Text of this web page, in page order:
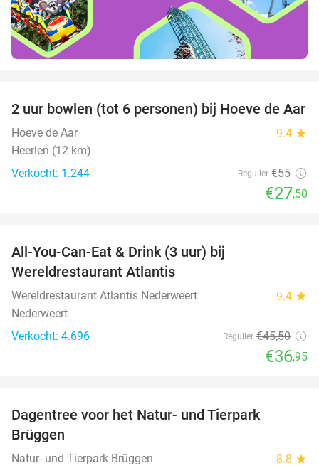
50%
2 uur bowlen (tot 6 personen) bij Hoeve de Aar
Hoeve de Aar 9.4 star
Heerlen (12 km)
Verkocht: 1.244
Regulier €55
€27,50
All-You-Can-Eat & Drink (3 uur) bij
Wereldrestaurant Atlantis
Wereldrestaurant Atlantis Nederweert 9.4 star
Nederweert
Verkocht: 4.696
Regulier €45,50
€36,95
Dagentree voor het Natur- und Tierpark
Brüggen
Natur- und Tierpark Brüggen 8.8 star